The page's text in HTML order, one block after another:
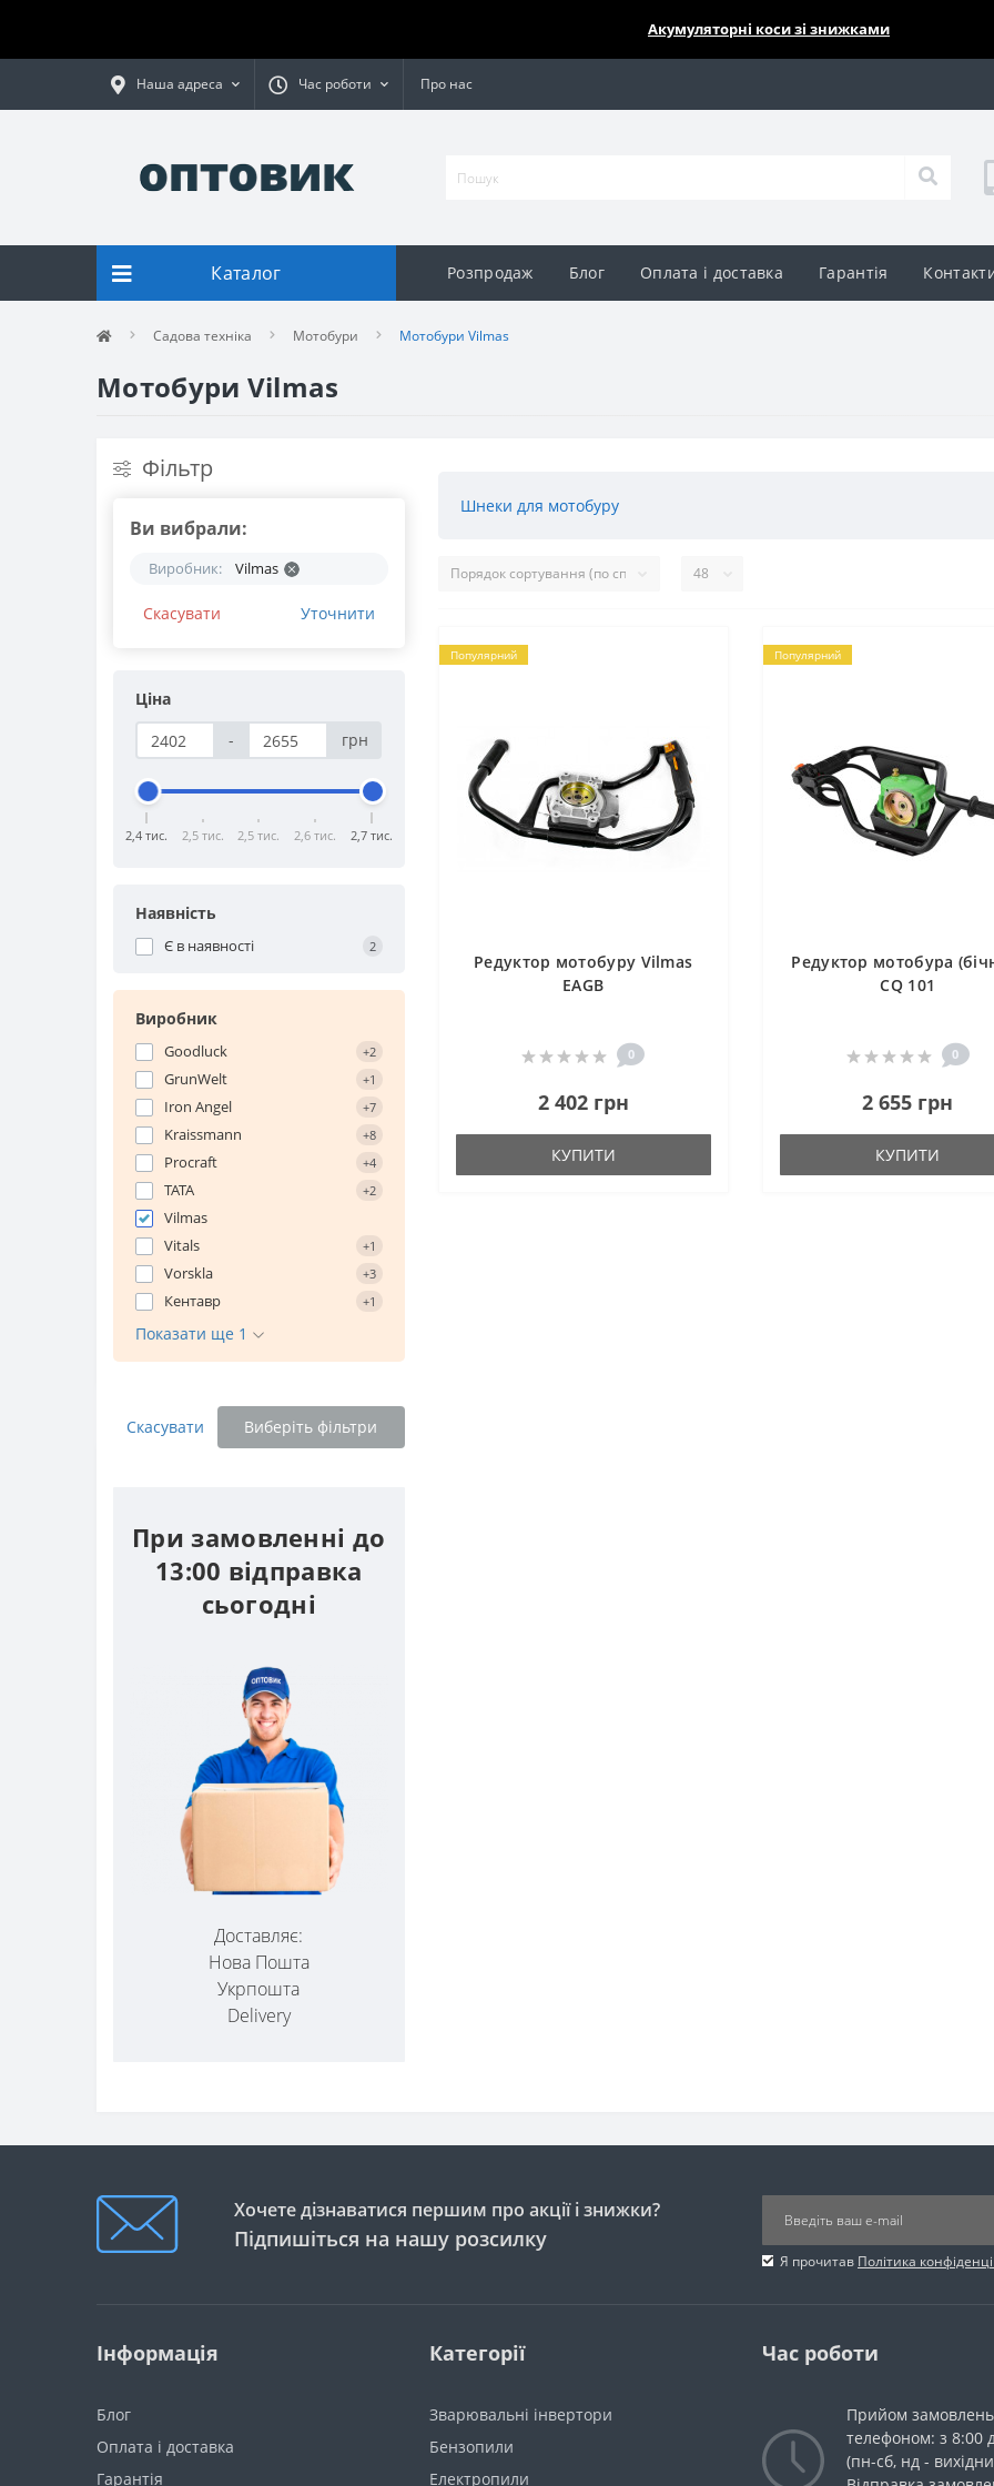
Акумуляторні коси зі знижками
Наша адреса Час роботи Про нас
Каталог Розпродаж Блог Оплата і доставка Гарантія
Садова техніка Мотобури Мотобури Vilmas
Мотобури Vilmas
Фільтр
Ви вибрали:
Виробник: Vilmas
Скасувати Уточнити
Ціна
-
грн
2,4 тис. 2,5 тис. 2,5 тис. 2,6 тис. 2,7 тис.
Наявність
Є в наявності 2
Виробник
Goodluck +2
GrunWelt +1
Iron Angel +7
Kraissmann +8
Procraft +4
TATA +2
Vilmas
Vitals
+1
Vorskla +3
Кентавр +1
Показати ще 1
Скасувати Виберіть фільтри
При замовленні до
13:00 відправка
сьогодні
Доставляє:
Нова Пошта
Укрпошта
Delivery
Шнеки для мотобуру
Популярний
Редуктор мотобуру Vilmas
EAGB
0
2 402 грн
КУПИТИ
Популярний
Редуктор мотобура
CQ 101
0
2 655 грн
КУПИТИ
Хочете дізнаватися першим про акції і знижки?
Підпишіться на нашу розсилку
Я прочитав Політика
Інформація
Блог
Оплата і доставка
Гарантія
Категорії
Зварювальні інвертори
Бензопили
Електропили
Час роботи
Прийом
телефоном: з 8:00
(пн-сб, нд -